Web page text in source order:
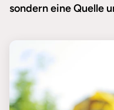
sondern eine Quelle